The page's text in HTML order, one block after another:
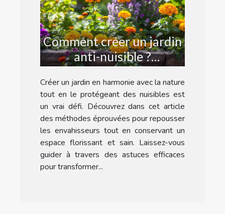
Comment créer un jardin
anti-nuisible ?
Techniques et astuces
Créer un jardin en harmonie avec la nature
tout en le protégeant des nuisibles est
un vrai défi. Découvrez dans cet article
des méthodes éprouvées pour repousser
les envahisseurs tout en conservant un
espace florissant et sain. Laissez-vous
guider à travers des astuces efficaces
pour transformer...